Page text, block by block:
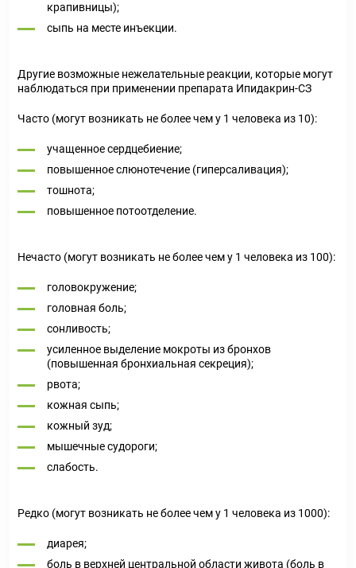
крапивницы);
сыпь на месте инъекции.
Другие возможные нежелательные реакции, которые могут
наблюдаться при применении препарата Ипидакрин-СЗ
Часто (могут возникать не более чем у 1 человека из 10):
учащенное сердцебиение;
повышенное слюнотечение (гиперсаливация);
тошнота;
повышенное потоотделение.
Нечасто (могут возникать не более чем у 1 человека из 100):
головокружение;
головная боль;
сонливость;
усиленное выделение мокроты из бронхов
(повышенная бронхиальная секреция);
рвота;
кожная сыпь;
кожный зуд;
мышечные судороги;
слабость.
Редко (могут возникать не более чем у 1 человека из 1000):
диарея;
боль в верхней центральной области живота (боль в